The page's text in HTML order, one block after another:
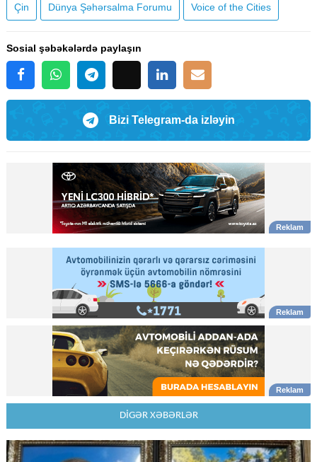
Çin Dünya Şəhərsalma Forumu Voice of the Cities
Sosial şəbəkələrdə paylaşın
Bizi Telegram-da izləyin
DİGƏR XƏBƏRLƏR